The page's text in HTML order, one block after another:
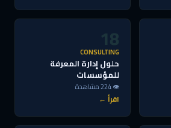
18
CONSULTING
حلول إدارة المعرفة
للمؤسسات
👁 224 مشاهدة
اقرأ ←